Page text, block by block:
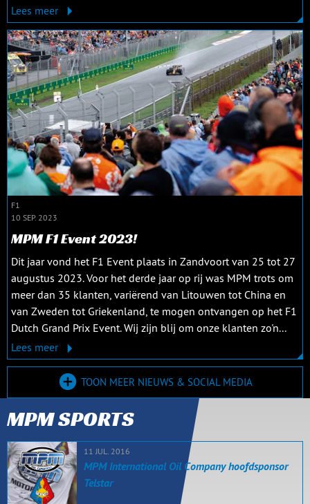
Lees meer
F1
10 SEP. 2023
MPM F1 Event 2023!
Dit jaar vond het F1 Event plaats in Zandvoort van 25 tot 27
augustus 2023. Voor het derde jaar op rij was MPM trots om
meer dan 35 klanten, variërend van Litouwen tot China en
van Zweden tot Griekenland, te mogen ontvangen op het F1
Dutch Grand Prix Event. Wij zijn blij om onze klanten zo'n...
Lees meer
TOON MEER NIEUWS & SOCIAL MEDIA
MPM SPORTS
11 JUL. 2016
MPM International Oil Company hoofdsponsor
Telstar